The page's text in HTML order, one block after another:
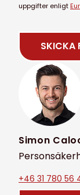
uppgifter enligt
Simon
+46 31 780 56